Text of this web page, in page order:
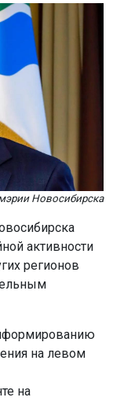
Новосибирска
активности
регионов
на левом
на